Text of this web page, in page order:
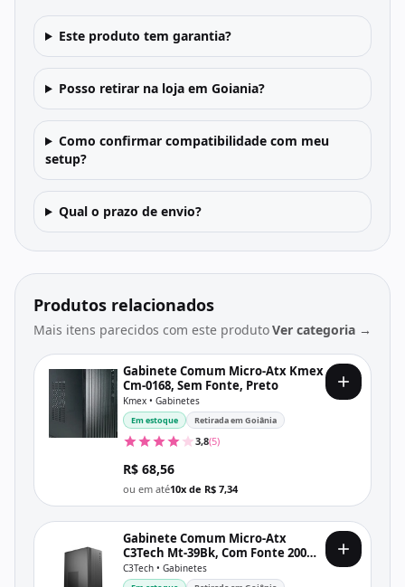
Este produto tem garantia?
Posso retirar na loja em Goiania?
Como confirmar compatibilidade com meu
setup?
Qual o prazo de envio?
Produtos relacionados
Mais itens parecidos com este produtoVer categoria →
Gabinete Comum Micro-Atx Kmex
Cm-0168, Sem Fonte, Preto
Kmex • Gabinetes
Em estoque Retirada em Goiânia
3,8(5)
R$ 68,56
ou em até10x de R$ 7,34
Gabinete Comum Micro-Atx
C3Tech Mt-39Bk, Com Fonte 200W,
Preto
C3Tech • Gabinetes